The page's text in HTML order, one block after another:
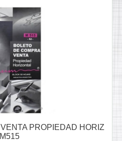
PROPIEDAD HORIZ
M515